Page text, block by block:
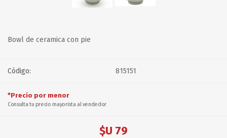
Bowl de ceramica con pie
Código: 815151
*Precio por menor
Consulta tu precio mayorista al vendedor
$U 79